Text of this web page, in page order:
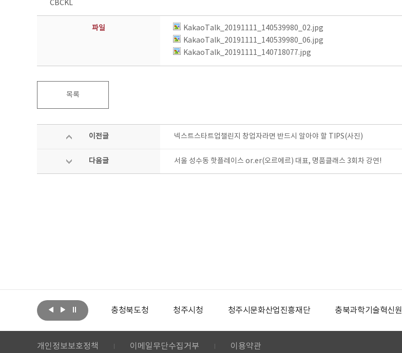
CBCKL
파일
KakaoTalk_20191111_140539980_02.jpg
KakaoTalk_20191111_140539980_06.jpg
KakaoTalk_20191111_140718077.jpg
목록
이전글 넥스트스타트업챌린지 창업자라면 반드시 알아야 할 TIPS(사진)
다음글 서울 성수동 핫플레이스 or.er(오르에르) 대표, 명품클래스 3회차 강연!
문화체육관광부 충청북도청 청주시청 청주시문화산업진흥재단 충북과학기술혁신원
개인정보보호정책 이메일무단수집거부 이용약관